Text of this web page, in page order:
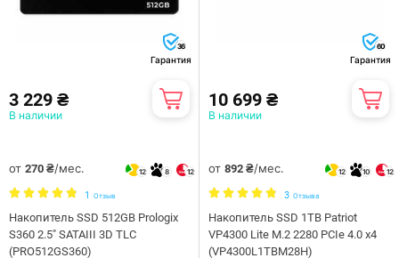
36
Гарантия
3 229 ₴
В наличии
от 270 ₴/мес. 12 8 12
1 Отзыв
Накопитель SSD 512GB Prologix
S360 2.5" SATAIII 3D TLC
(PRO512GS360)
60
Гарантия
10 699 ₴
В наличии
от 892 ₴/мес. 12 10 12
3 Отзыва
Накопитель SSD 1TB Patriot
VP4300 Lite M.2 2280 PCIe 4.0 x4
(VP4300L1TBM28H)